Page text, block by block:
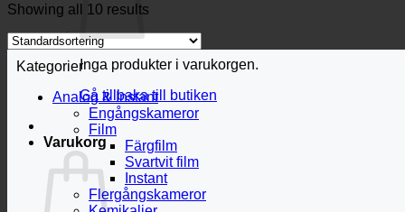
Inga produkter i varukorgen.
Gå tillbaka till butiken
Varukorg
Showing all 10 results
Kategorier
Analog & Instant
Engångskameror
Film
Färgfilm
Svartvit film
Instant
Flergångskameror